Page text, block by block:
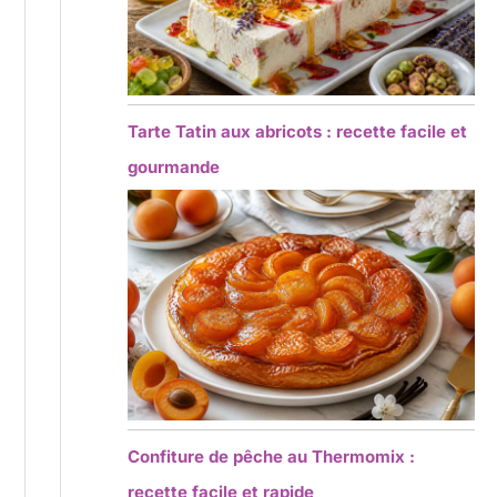
Tarte Tatin aux abricots : recette facile et
gourmande
Confiture de pêche au Thermomix :
recette facile et rapide